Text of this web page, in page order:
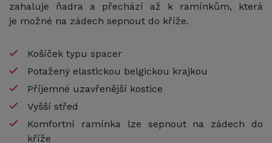
zahaluje ňadra a přechází až k ramínkům, která
je možné na zádech sepnout do kříže.
Košíček typu spacer
Potažený elastickou belgickou krajkou
Příjemné uzavřenější kostice
Vyšší střed
Komfortní ramínka lze sepnout na zádech do
kříže